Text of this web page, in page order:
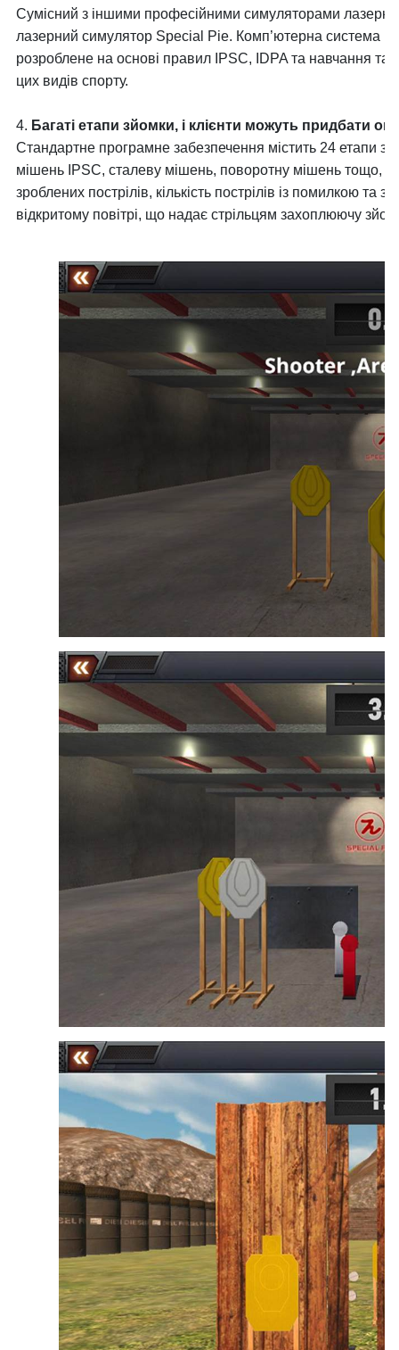
Сумісний з іншими професійними симуляторами
лазерний симулятор Special Pie. Комп’ютерна система
розроблене на основі правил IPSC, IDPA та навчання
цих видів спорту.
4. Багаті етапи зйомки, і клієнти можуть придбати
Стандартне програмне забезпечення містить 24 етапи
мішень IPSC, сталеву мішень, поворотну мішень тощо,
зроблених пострілів, кількість пострілів із помилкою та
відкритому повітрі, що надає стрільцям захоплюючу